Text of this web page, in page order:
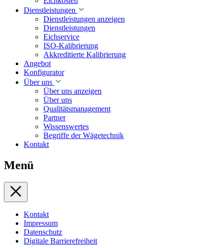
Dienstleistungen
Dienstleistungen anzeigen
Dienstleistungen
Eichservice
ISO-Kalibrierung
Akkreditierte Kalibrierung
Angebot
Konfigurator
Über uns
Über uns anzeigen
Über uns
Qualitätsmanagement
Partner
Wissenswertes
Begriffe der Wägetechnik
Kontakt
Menü
Kontakt
Impressum
Datenschutz
Digitale Barrierefreiheit